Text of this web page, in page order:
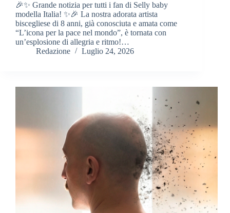
🎉✨ Grande notizia per tutti i fan di Selly baby
modella Italia! ✨🎉 La nostra adorata artista
biscegliese di 8 anni, già conosciuta e amata come
“L’icona per la pace nel mondo”, è tornata con
un’esplosione di allegria e ritmo!…
Redazione
Luglio 24, 2026